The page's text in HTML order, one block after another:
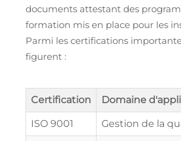
documents attestant des
formation mis en place pour les
Parmi les certifications
figurent :
Certification Domaine
ISO 9001 Gestion de la